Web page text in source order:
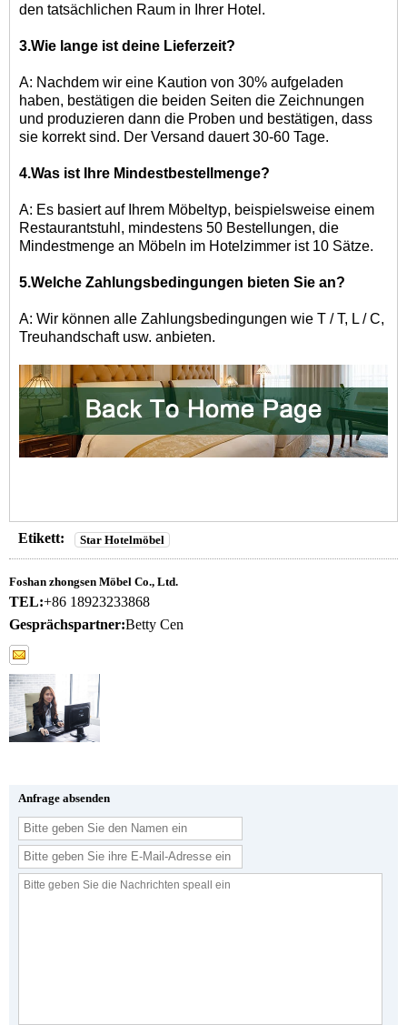
den tatsächlichen Raum in Ihrer Hotel.
3.Wie lange ist deine Lieferzeit?
A: Nachdem wir eine Kaution von 30% aufgeladen
haben, bestätigen die beiden Seiten die Zeichnungen
und produzieren dann die Proben und bestätigen, dass
sie korrekt sind. Der Versand dauert 30-60 Tage.
4.Was ist Ihre Mindestbestellmenge?
A: Es basiert auf Ihrem Möbeltyp, beispielsweise einem
Restaurantstuhl, mindestens 50 Bestellungen, die
Mindestmenge an Möbeln im Hotelzimmer ist 10 Sätze.
5.Welche Zahlungsbedingungen bieten Sie an?
A: Wir können alle Zahlungsbedingungen wie T / T, L / C,
Treuhandschaft usw. anbieten.
Etikett: Star Hotelmöbel
Foshan zhongsen Möbel Co., Ltd.
TEL:+86 18923233868
Gesprächspartner:Betty Cen
Anfrage absenden